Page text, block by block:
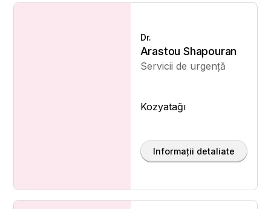
Dr.
Arastou Shapouran
Servicii de urgență
Kozyatağı
Informații detaliate